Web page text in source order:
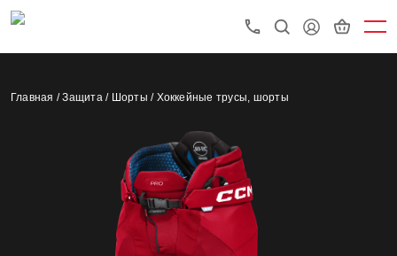
Главная /Защита / Шорты / Хоккейные трусы, шорты